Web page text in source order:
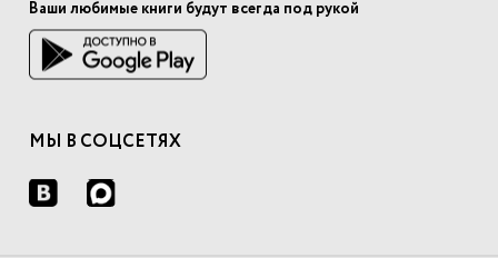
Ваши любимые книги будут всегда под рукой
МЫ В СОЦСЕТЯХ